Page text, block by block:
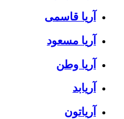
آریا قاسمی
آریا مسعود
آریا وطن
آریابد
آریاتون